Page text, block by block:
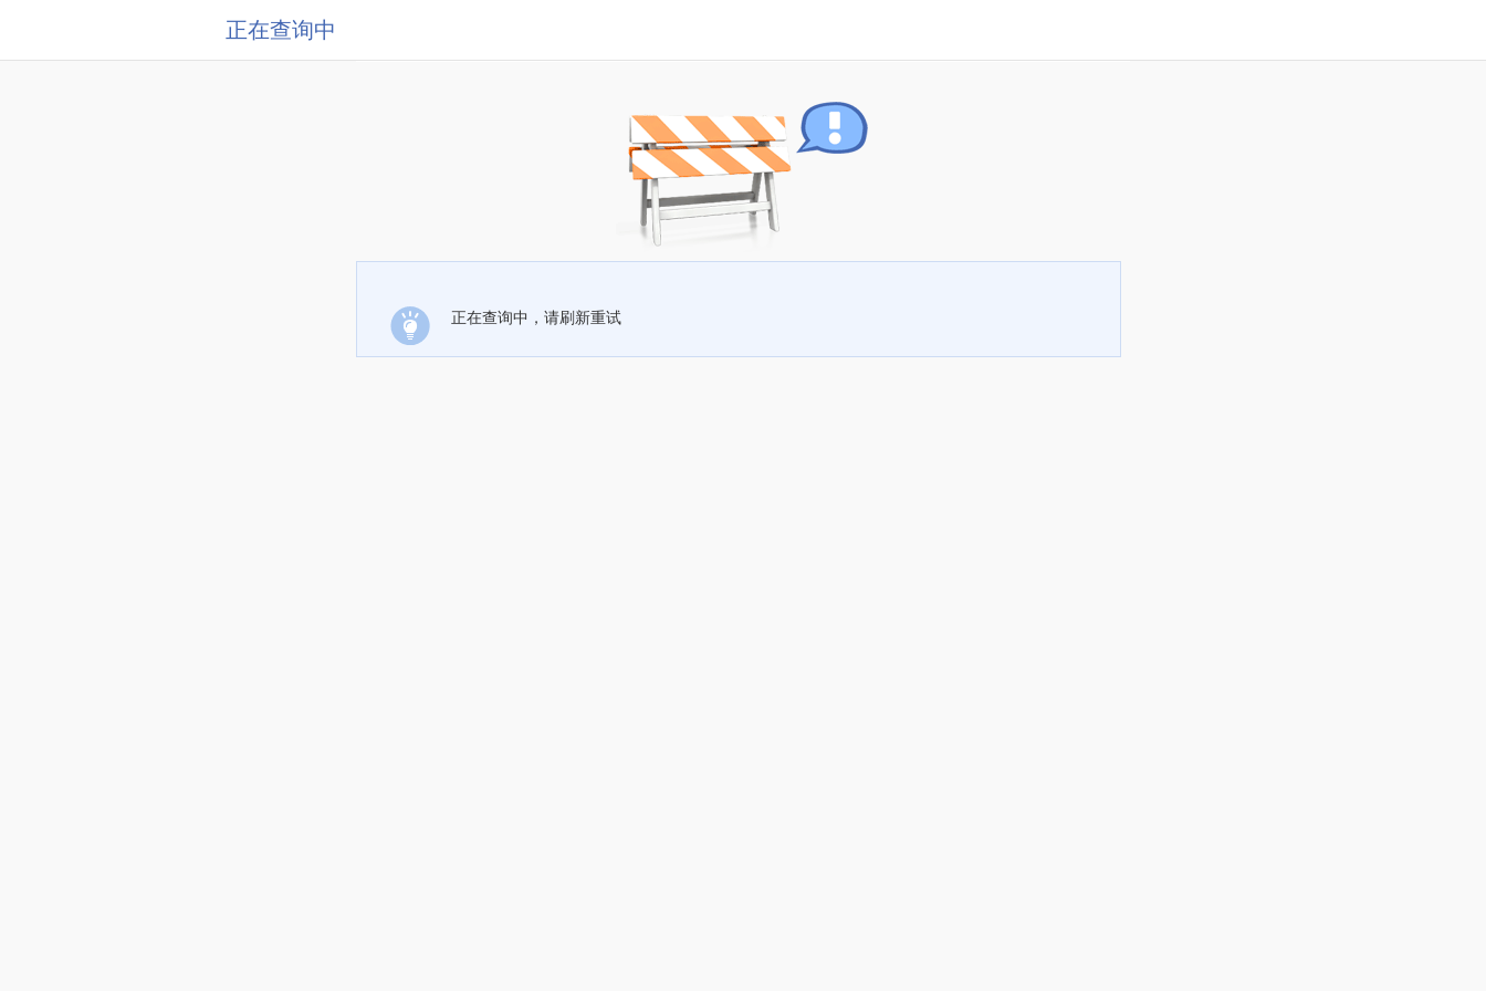
正在查询中
正在查询中，请刷新重试